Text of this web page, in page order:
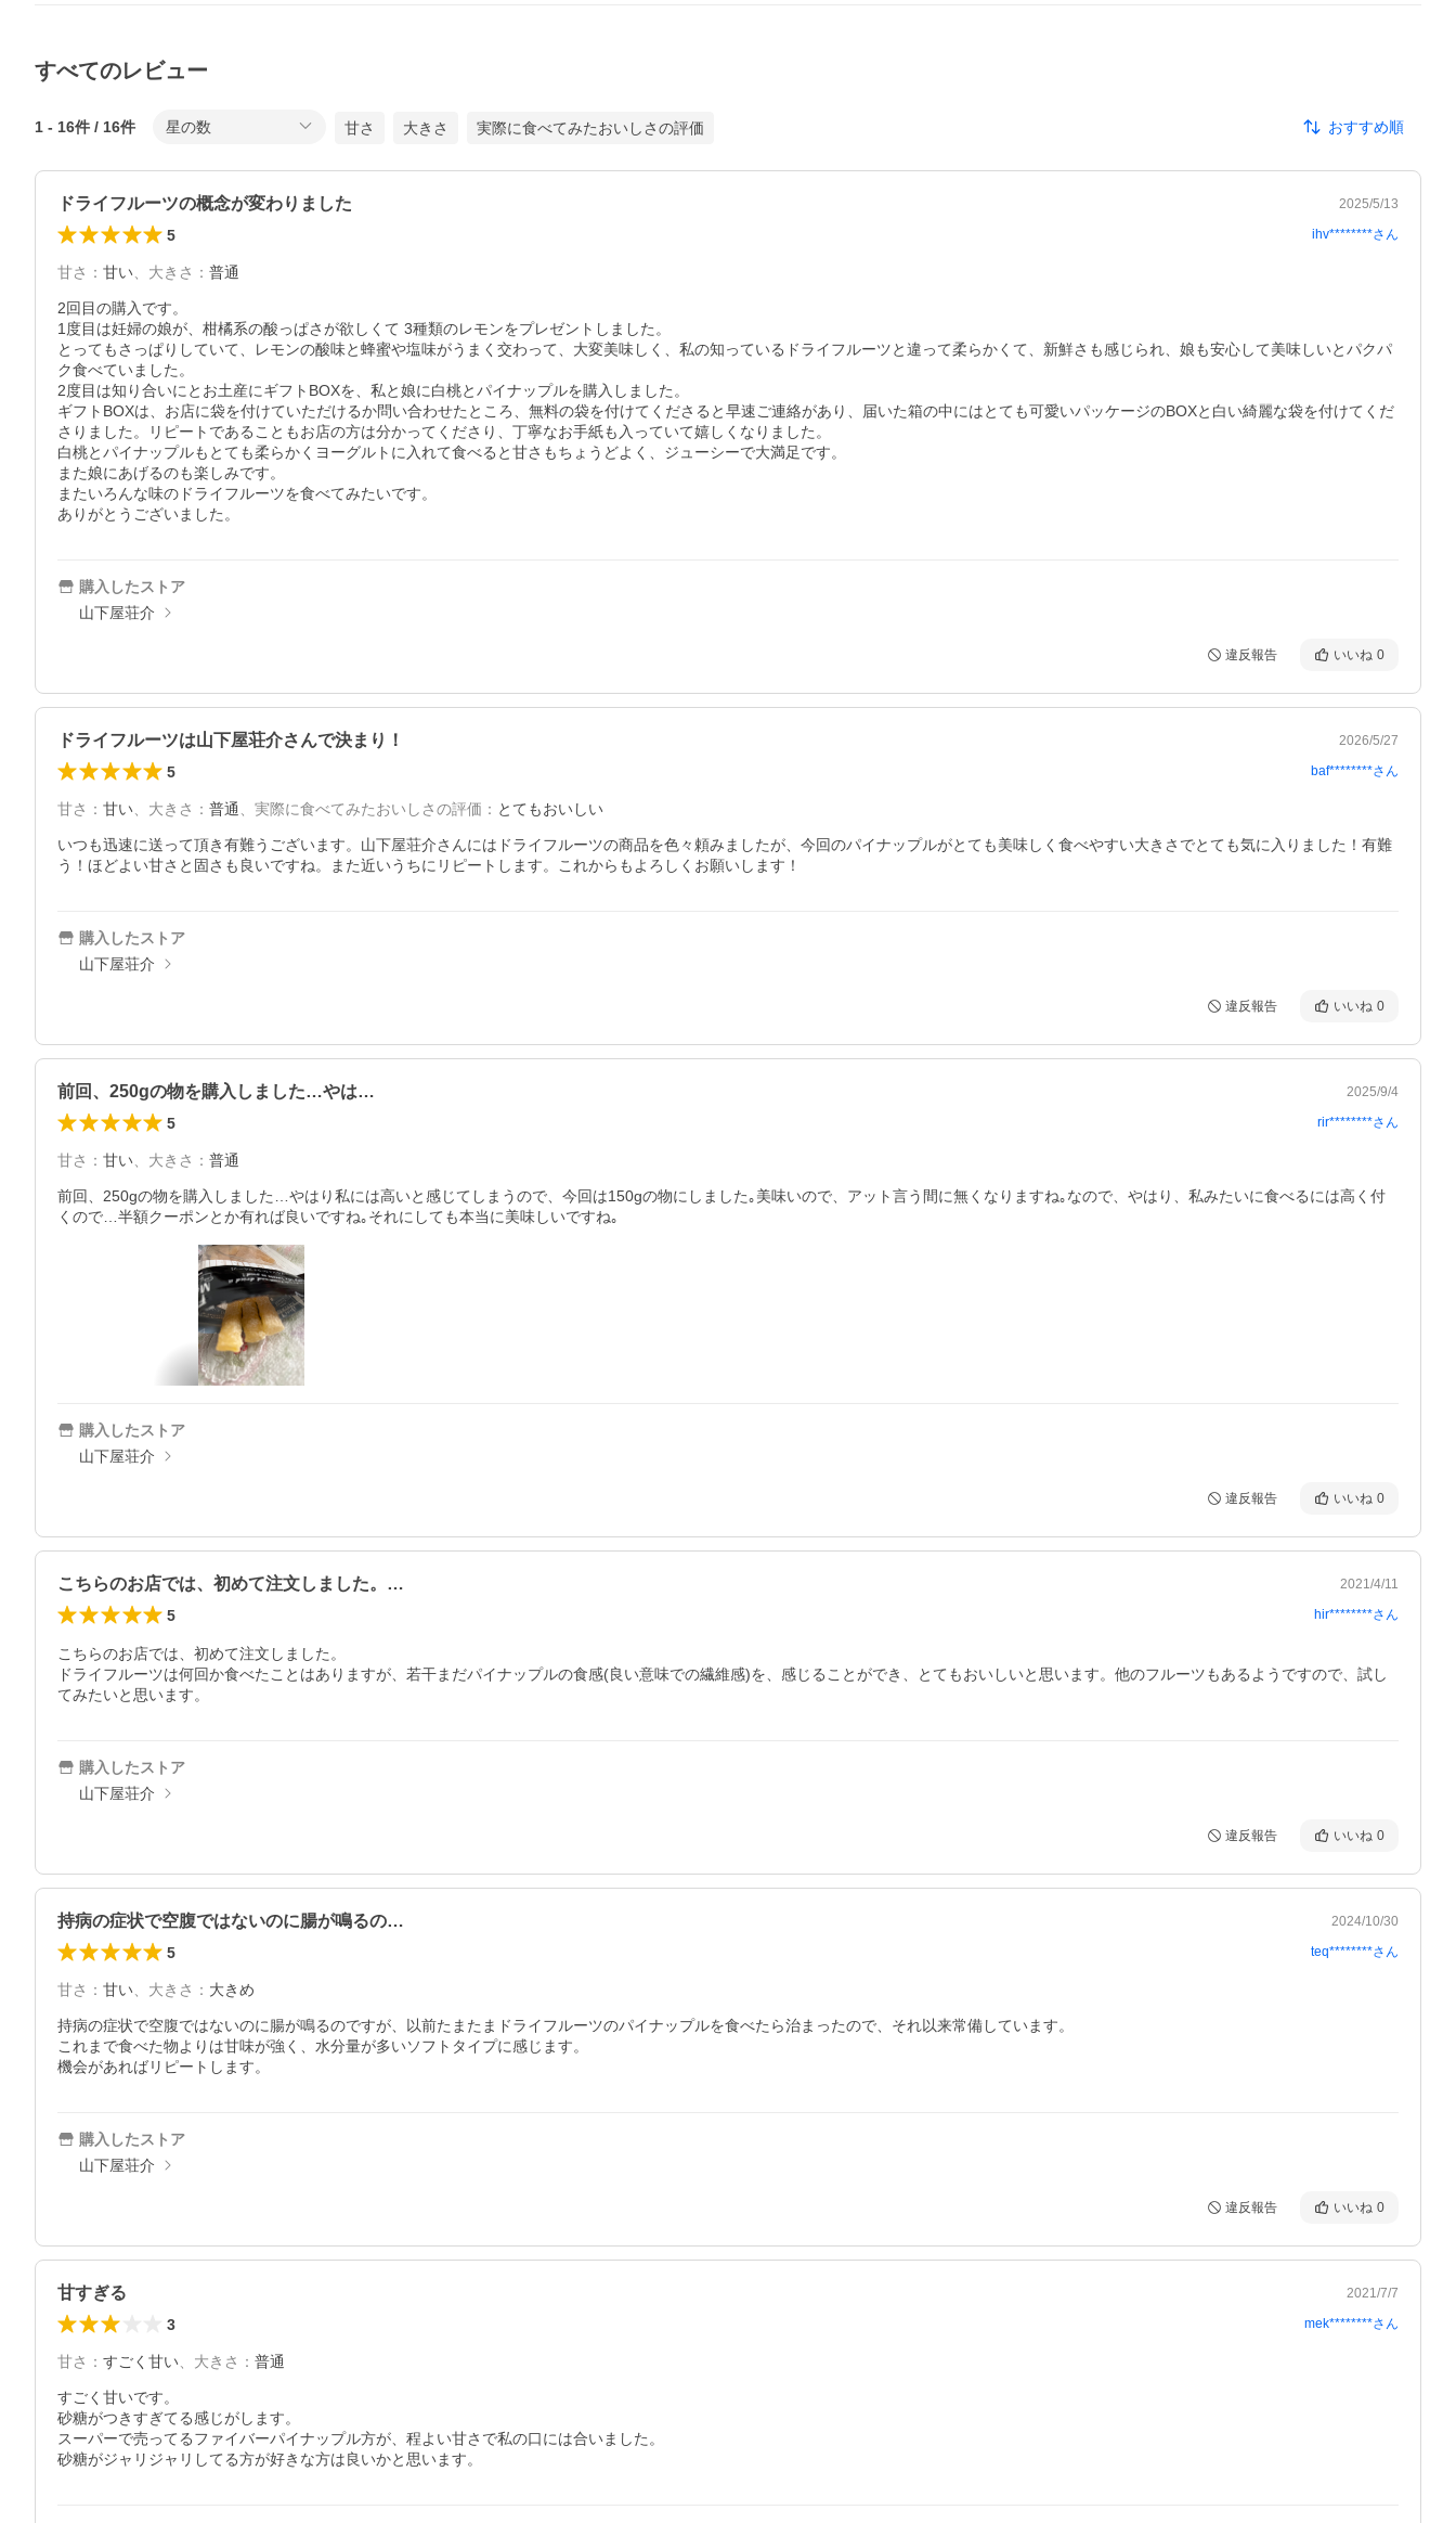
すべてのレビュー
1 - 16件 / 16件 星の数 甘さ 大きさ 実際に食べてみたおいしさの評価 おすすめ順
ドライフルーツの概念が変わりました 2025/5/13
5 ihv********さん
甘さ ： 甘い、 大きさ ： 普通
2回目の購入です。
1度目は妊婦の娘が、柑橘系の酸っぱさが欲しくて 3種類のレモンをプレゼントしました。
とってもさっぱりしていて、レモンの酸味と蜂蜜や塩味がうまく交わって、大変美味しく、私の知っているドライフルーツと違って柔らかくて、新鮮さも感じられ、娘も安心して美味しいとパクパ
ク食べていました。
2度目は知り合いにとお土産にギフトBOXを、私と娘に白桃とパイナップルを購入しました。
ギフトBOXは、お店に袋を付けていただけるか問い合わせたところ、無料の袋を付けてくださると早速ご連絡があり、届いた箱の中にはとても可愛いパッケージのBOXと白い綺麗な袋を付けてくだ
さりました。リピートであることもお店の方は分かってくださり、丁寧なお手紙も入っていて嬉しくなりました。
白桃とパイナップルもとても柔らかくヨーグルトに入れて食べると甘さもちょうどよく、ジューシーで大満足です。
また娘にあげるのも楽しみです。
またいろんな味のドライフルーツを食べてみたいです。
ありがとうございました。
購入したストア
山下屋荘介
違反報告 いいね 0
ドライフルーツは山下屋荘介さんで決まり！ 2026/5/27
5 baf********さん
甘さ ： 甘い、 大きさ ： 普通 、 実際に食べてみたおいしさの評価 ： とてもおいしい
いつも迅速に送って頂き有難うございます。山下屋荘介さんにはドライフルーツの商品を色々頼みましたが、今回のパイナップルがとても美味しく食べやすい大きさでとても気に入りました！有難
う！ほどよい甘さと固さも良いですね。また近いうちにリピートします。これからもよろしくお願いします！
購入したストア
山下屋荘介
違反報告 いいね 0
前回、250gの物を購入しました…やは… 2025/9/4
5 rir********さん
甘さ ： 甘い、 大きさ ： 普通
前回、250gの物を購入しました…やはり私には高いと感じてしまうので、今回は150gの物にしました｡美味いので、アット言う間に無くなりますね｡なので、やはり、私みたいに食べるには高く付
くので…半額クーポンとか有れば良いですね｡それにしても本当に美味しいですね｡
購入したストア
山下屋荘介
違反報告 いいね 0
こちらのお店では、初めて注文しました。… 2021/4/11
5 hir********さん
こちらのお店では、初めて注文しました。
ドライフルーツは何回か食べたことはありますが、若干まだパイナップルの食感(良い意味での繊維感)を、感じることができ、とてもおいしいと思います。他のフルーツもあるようですので、試し
てみたいと思います。
購入したストア
山下屋荘介
違反報告 いいね 0
持病の症状で空腹ではないのに腸が鳴るの… 2024/10/30
5 teq********さん
甘さ ： 甘い、 大きさ ： 大きめ
持病の症状で空腹ではないのに腸が鳴るのですが、以前たまたまドライフルーツのパイナップルを食べたら治まったので、それ以来常備しています。
これまで食べた物よりは甘味が強く、水分量が多いソフトタイプに感じます。
機会があればリピートします。
購入したストア
山下屋荘介
違反報告 いいね 0
甘すぎる 2021/7/7
3 mek********さん
甘さ ： すごく甘い、 大きさ ： 普通
すごく甘いです。
砂糖がつきすぎてる感じがします。
スーパーで売ってるファイバーパイナップル方が、程よい甘さで私の口には合いました。
砂糖がジャリジャリしてる方が好きな方は良いかと思います。